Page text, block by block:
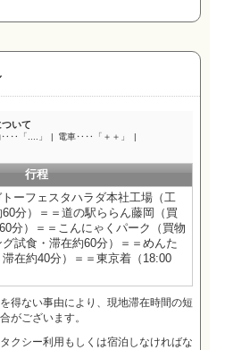
いて
‥‥「....」
電車‥‥「＋＋」
行程
ーフェスタハラダ本社工場（工
分）＝＝道の駅ららん藤岡（買
分）＝＝こんにゃくパーク（買物
試食・滞在約60分）＝＝めんた
在約40分）＝＝東京着（18:00
得ない事由により、現地滞在時間の短
がございます。
クシー利用もしくは宿泊しなければな